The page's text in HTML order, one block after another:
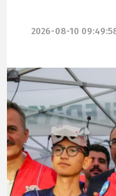
2026-08-10